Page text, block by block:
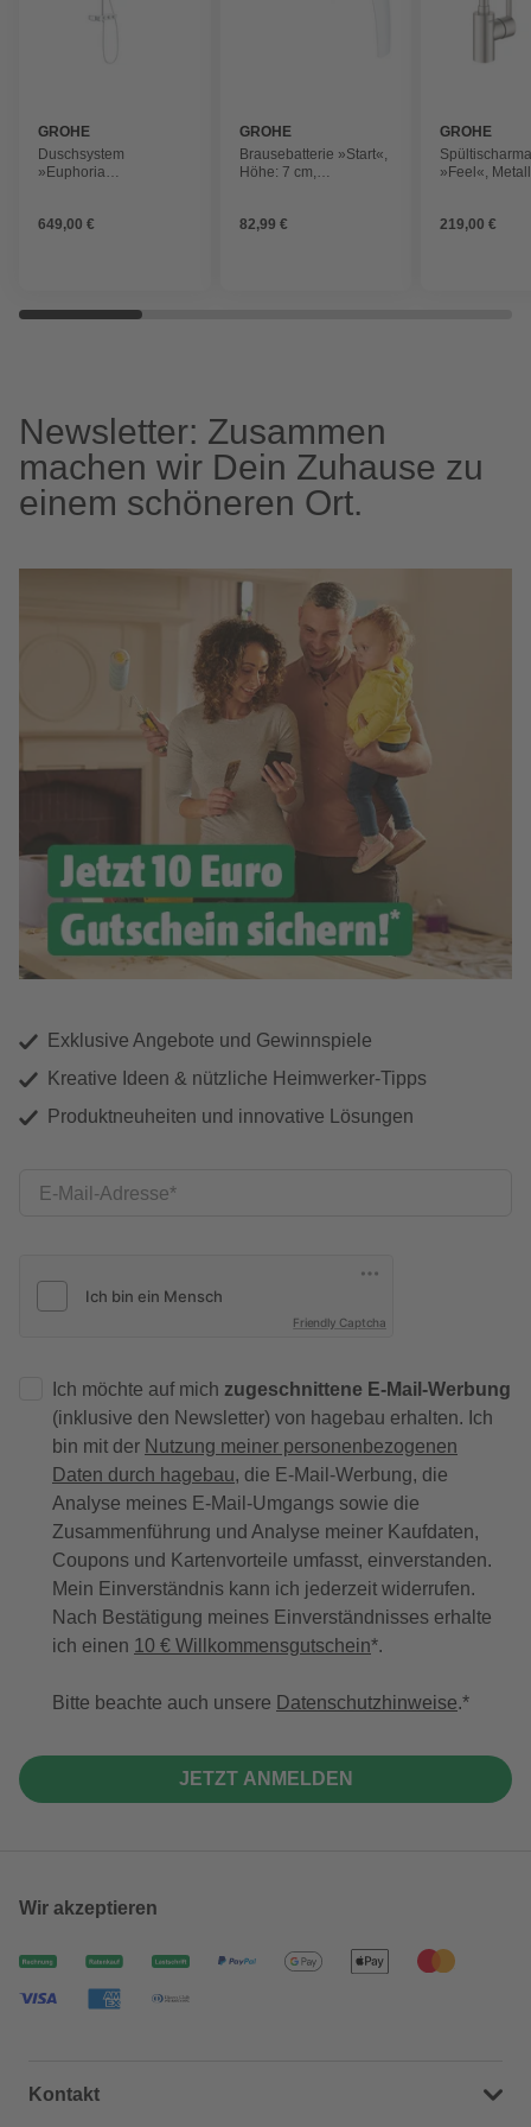
GROHE
Duschsystem
»Euphoria
cm, chromfarben
649,00 €
GROHE
Brausebatterie »Start«,
Höhe: 7 cm,
82,99 €
GROHE
»Feel«,
219,00 €
Newsletter: Zusammen
machen wir Dein Zuhause zu
einem schöneren Ort.
Exklusive Angebote und Gewinnspiele
Kreative Ideen & nützliche Heimwerker-Tipps
Produktneuheiten und innovative Lösungen
E-Mail-Adresse
Friendly Captcha
Ich möchte auf mich zugeschnittene E-Mail-Werbung
(inklusive den Newsletter) von hagebau erhalten. Ich
bin mit der Nutzung meiner personenbezogenen
Daten durch hagebau, die E-Mail-Werbung, die
Analyse meines E-Mail-Umgangs sowie die
Zusammenführung und Analyse meiner Kaufdaten,
Coupons und Kartenvorteile umfasst, einverstanden.
Mein Einverständnis kann ich jederzeit widerrufen.
Nach Bestätigung meines Einverständnisses erhalte
ich einen 10 € Willkommensgutschein*.
Bitte beachte auch unsere Datenschutzhinweise.
JETZT ANMELDEN
Wir akzeptieren
Kontakt